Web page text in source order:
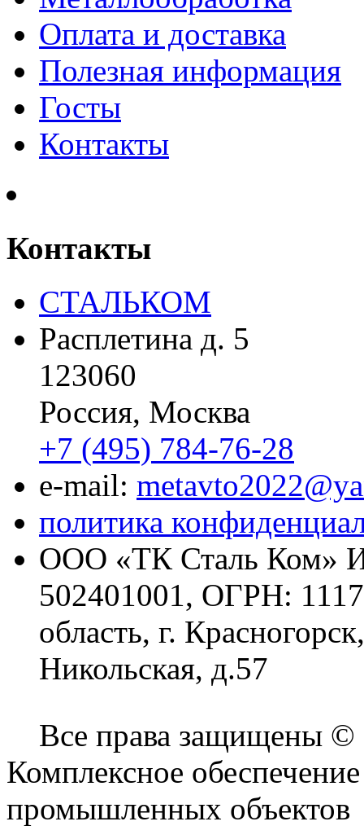
Оплата и доставка
Полезная информация
Госты
Контакты
Контакты
СТАЛЬКОМ
Расплетина д. 5
123060
Россия, Москва
+7 (495) 784-76-28
e-mail:
политика
ООО «ТК Сталь Ком»
502401001, ОГРН:
область, г.
Никольская, д.57
Все права защищены ©
Комплексное
промышленных объектов